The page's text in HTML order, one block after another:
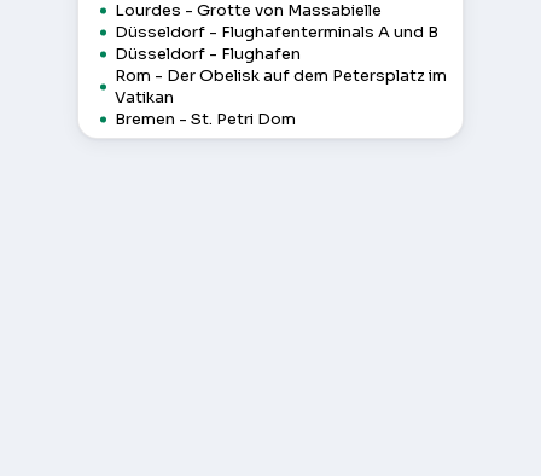
Lourdes - Grotte von Massabielle
Düsseldorf - Flughafenterminals A und B
Düsseldorf - Flughafen
Rom - Der Obelisk auf dem Petersplatz im
Vatikan
Bremen - St. Petri Dom